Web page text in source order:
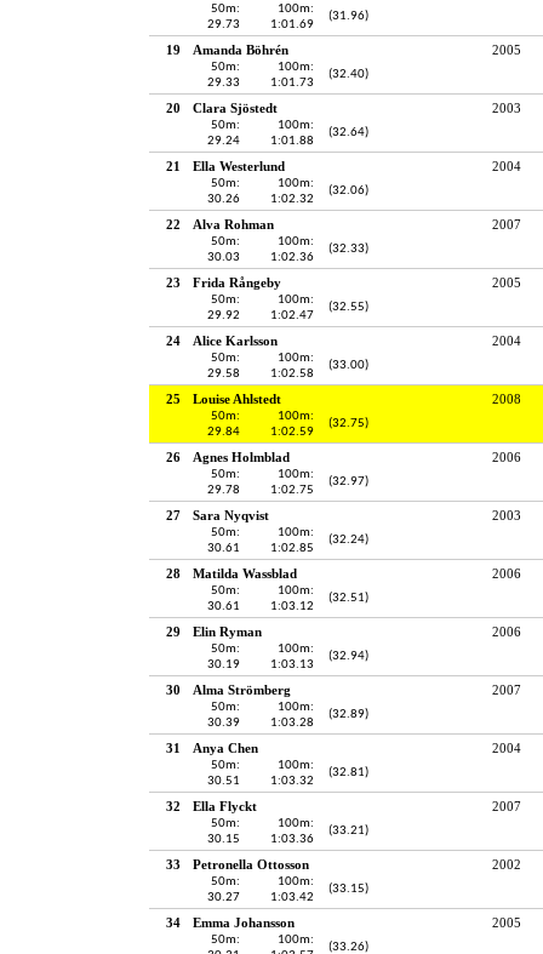
50m:
29.73
100m:
1:01.69
(31.96)
19 Amanda Böhrén 2005
50m:
29.33
100m:
1:01.73
(32.40)
20 Clara Sjöstedt 2003
50m:
29.24
100m:
1:01.88
(32.64)
21 Ella Westerlund 2004
50m:
30.26
100m:
1:02.32
(32.06)
22 Alva Rohman 2007
50m:
30.03
100m:
1:02.36
(32.33)
23 Frida Rångeby 2005
50m:
29.92
100m:
1:02.47
(32.55)
24 Alice Karlsson 2004
50m:
29.58
100m:
1:02.58
(33.00)
25 Louise Ahlstedt 2008
50m:
29.84
100m:
1:02.59
(32.75)
26 Agnes Holmblad 2006
50m:
29.78
100m:
1:02.75
(32.97)
27 Sara Nyqvist 2003
50m:
30.61
100m:
1:02.85
(32.24)
28 Matilda Wassblad 2006
50m:
30.61
100m:
1:03.12
(32.51)
29 Elin Ryman 2006
50m:
30.19
100m:
1:03.13
(32.94)
30 Alma Strömberg 2007
50m:
30.39
100m:
1:03.28
(32.89)
31 Anya Chen 2004
50m:
30.51
100m:
1:03.32
(32.81)
32 Ella Flyckt 2007
50m:
30.15
100m:
1:03.36
(33.21)
33 Petronella Ottosson 2002
50m:
30.27
100m:
1:03.42
(33.15)
34 Emma Johansson 2005
50m:
100m:
(33.26)